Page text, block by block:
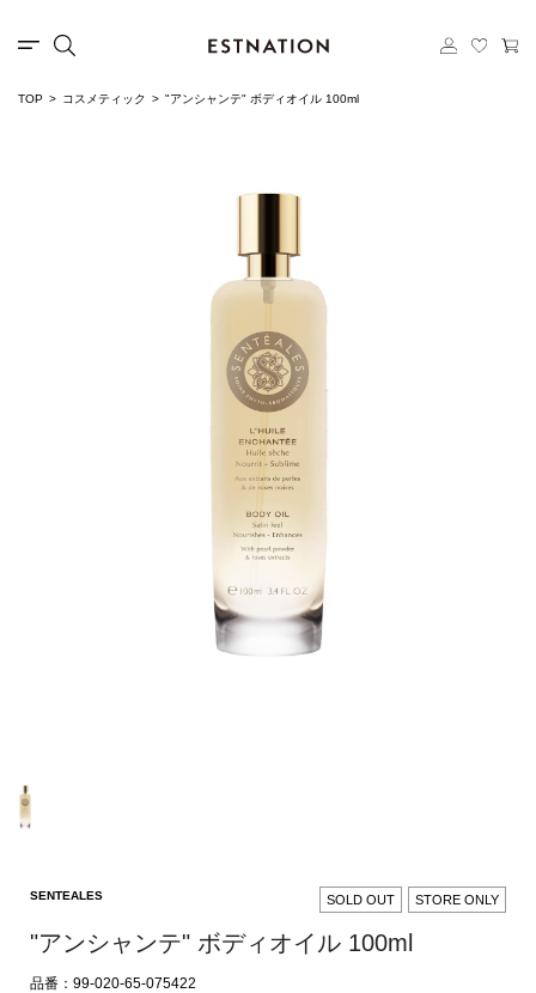
TOP コスメティック "アンシャンテ" ボディオイル 100ml
SENTEALES SOLD OUT STORE ONLY
"アンシャンテ" ボディオイル 100ml
品番：99-020-65-075422